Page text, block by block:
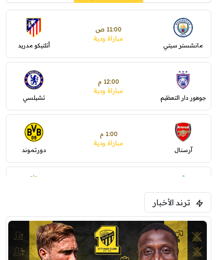
مانشستر سيتي
11:00 ص
مباراة ودية
أتلتيكو مدريد
جوهور دار التعظيم
12:00 م
مباراة ودية
تشيلسي
آرسنال
1:00 م
مباراة ودية
دورتموند
ليفربول
ترند الأخبار